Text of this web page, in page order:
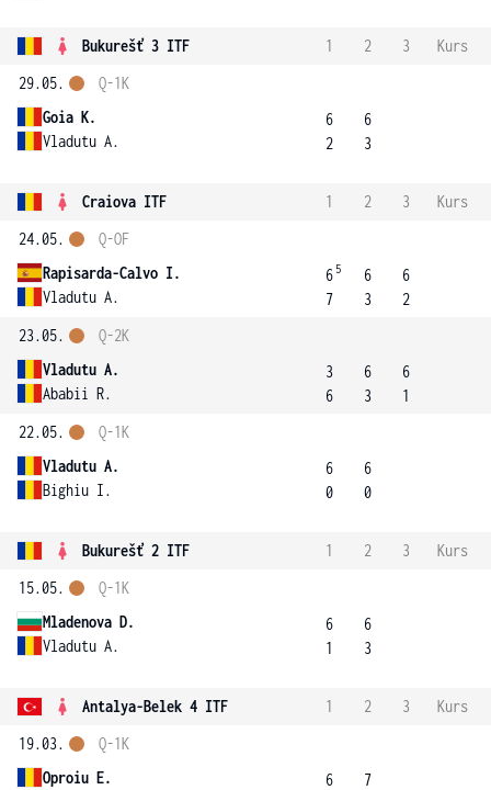
Bukurešť 3 ITF 1 2 3
Kurs
29.05.
Goia K.
Vladutu A.
Q-1K
6
2
6
3
Craiova ITF 1 2 3
Kurs
24.05.
Rapisarda-Calvo I.
Vladutu A.
Q-OF
6 5
7
6
3
6
2
23.05.
Vladutu A.
Ababii R.
Q-2K
3
6
6
3
6
1
22.05.
Vladutu A.
Bighiu I.
Q-1K
6
0
6
0
Bukurešť 2 ITF 1 2 3
Kurs
15.05.
Mladenova D.
Vladutu A.
Q-1K
6
1
6
3
Antalya-Belek 4 ITF 1 2 3
Kurs
19.03.
Oproiu E.
Q-1K
6
7